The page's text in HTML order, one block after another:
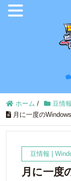
ホーム / 豆情報
月に一度の
豆情報
月に一度